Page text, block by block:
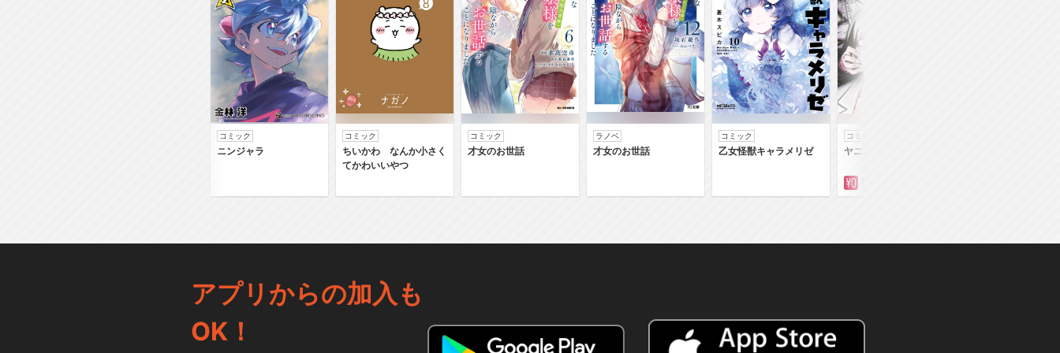
コミック
ニンジャラ
コミック
ちいかわ なんか小さく
てかわいいやつ
コミック
才女のお世話
ラノベ
才女のお世話
コミック
乙女怪獣キャラメリゼ
コミック
ヤニねこ
アプリからの加入も
OK！